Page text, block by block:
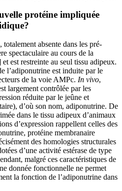
protéine impliquée
absente dans les pré-
spectaculaire au cours de la
est restreinte au seul tissu adipeux.
l’adiponutrine est induite par le
de la voie AMPc. In vivo,
largement contrôlée par les
réduite par le jeûne et
d’où son nom, adiponutrine. De
dans le tissu adipeux d’animaux
d’expression rappellent celles des
protéine membranaire
des homologies structurales
d’une activité estérase de type
malgré ces caractéristiques de
donnée fonctionnelle ne permet
la fonction de l’adiponutrine dans